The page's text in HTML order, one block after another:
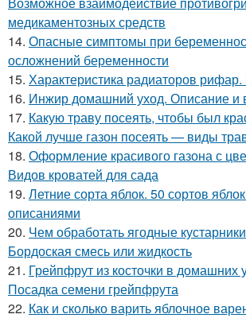
медикаментозных средств
14. Опасные симптомы при
осложнений беременности
15. Характеристика радиаторов
16. Инжир домашний уход. Описание и
17. Какую траву посеять, чтобы был
Какой лучше газон посеять — виды
18. Оформление красивого газона с
Видов кроватей для сада
19. Летние сорта яблок. 50 сортов
описаниями
20. Чем обработать ягодные
Бордоская смесь или жидкость
21. Грейпфрут из косточки в домашних
Посадка семени грейпфрута
22. Как и сколько варить яблочное